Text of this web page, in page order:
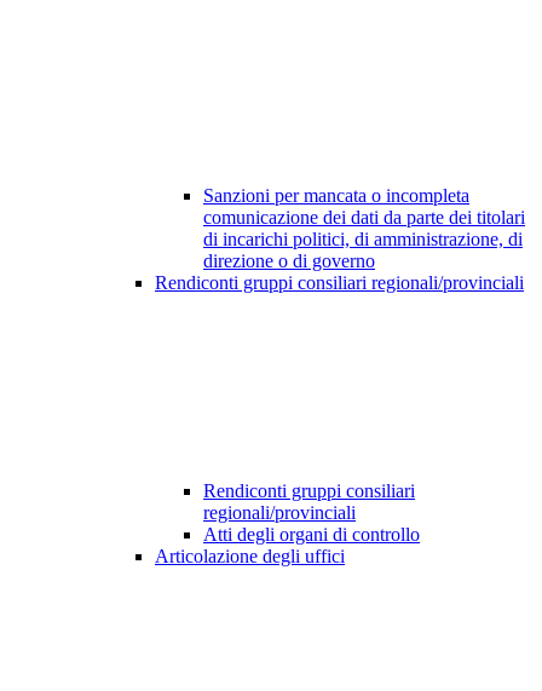
Sanzioni per mancata o incompleta
comunicazione dei dati da parte dei titolari
di incarichi politici, di amministrazione, di
direzione o di governo
Rendiconti gruppi consiliari regionali/provinciali
Rendiconti gruppi consiliari
regionali/provinciali
Atti degli organi di controllo
Articolazione degli uffici